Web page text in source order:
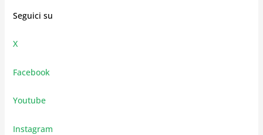
Seguici su
X
Facebook
Youtube
Instagram